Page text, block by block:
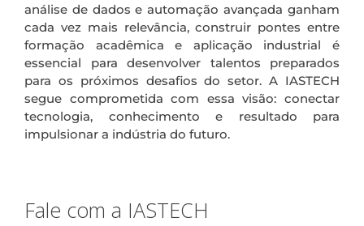
análise de dados e automação avançada ganham
cada vez mais relevância, construir pontes entre
formação acadêmica e aplicação industrial é
essencial para desenvolver talentos preparados
para os próximos desafios do setor. A IASTECH
segue comprometida com essa visão: conectar
tecnologia, conhecimento e resultado para
impulsionar a indústria do futuro.
Fale com a IASTECH